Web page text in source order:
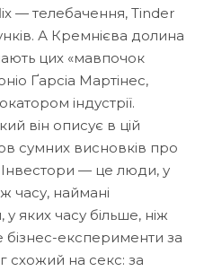
— телебачення, Tinder
А Кремнієва долина
цих «мавпочок
Ґарсіа Мартінес,
індустрії.
він описує в цій
сумних висновків про
— це люди, у
часу, наймані
яких часу більше, ніж
експерименти за
схожий на секс: за